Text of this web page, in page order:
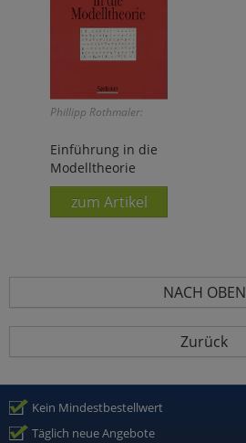
Phillipp Rothmaler:
Einführung in die
Modelltheorie
zum Artikel
NACH OBEN
Zurück
Kein Mindestbestellwert
Täglich neue Angebote